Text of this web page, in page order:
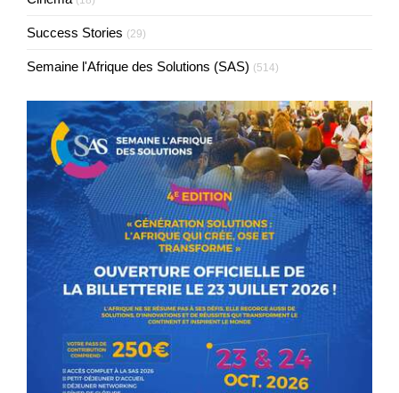
Success Stories (29)
Semaine l'Afrique des Solutions (SAS) (514)